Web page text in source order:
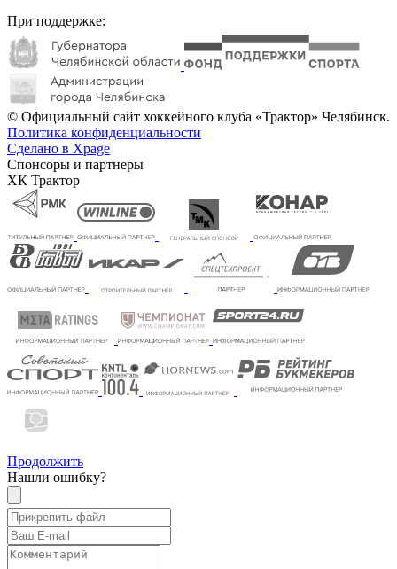
При поддержке:
© Официальный сайт хоккейного клуба «Трактор» Челябинск.
Политика конфиденциальности
Сделано в Xpage
Спонсоры и партнеры
ХК Трактор
Продолжить
Нашли ошибку?